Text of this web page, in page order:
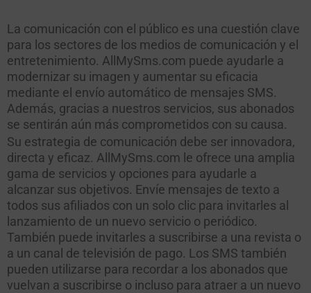
La comunicación con el público es una cuestión clave
para los sectores de los medios de comunicación y el
entretenimiento. AllMySms.com puede ayudarle a
modernizar su imagen y aumentar su eficacia
mediante el envío automático de mensajes SMS.
Además, gracias a nuestros servicios, sus abonados
se sentirán aún más comprometidos con su causa.
Su estrategia de comunicación debe ser innovadora,
directa y eficaz. AllMySms.com le ofrece una amplia
gama de servicios y opciones para ayudarle a
alcanzar sus objetivos. Envíe mensajes de texto a
todos sus afiliados con un solo clic para invitarles al
lanzamiento de un nuevo servicio o periódico.
También puede invitarles a suscribirse a una revista o
a un canal de televisión de pago. Los SMS también
pueden utilizarse para recordar a los abonados que
vuelvan a suscribirse o incluso para atraer a un nuevo